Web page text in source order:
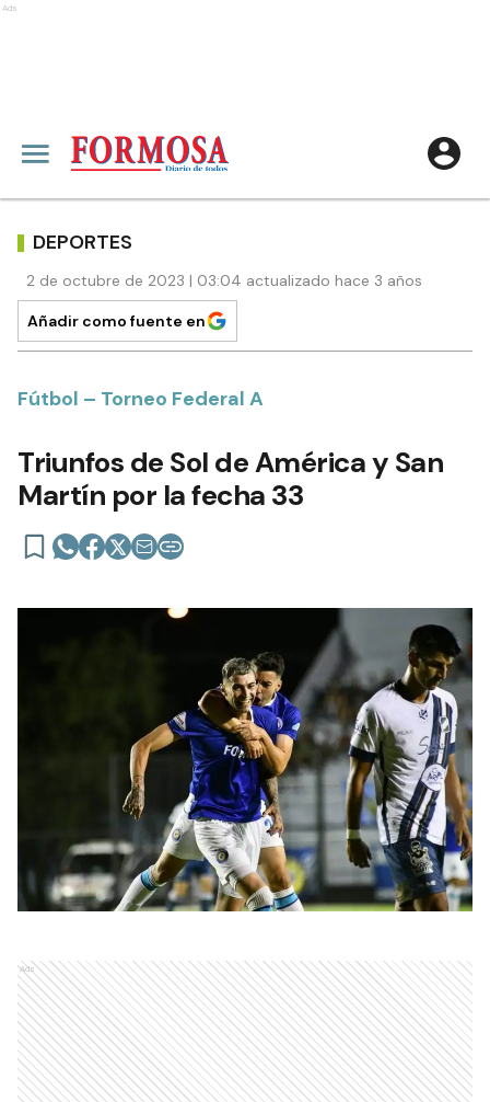
Ads
DEPORTES
2 de octubre de 2023 | 03:04 actualizado hace 3 años
Añadir como fuente en
Fútbol – Torneo Federal A
Triunfos de Sol de América y San
Martín por la fecha 33
Ads